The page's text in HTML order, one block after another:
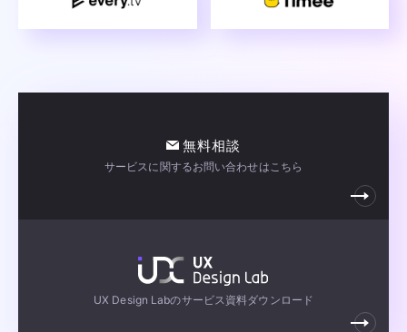
無料相談
サービスに関するお問い合わせはこちら
UX Design Labのサービス資料ダウンロード